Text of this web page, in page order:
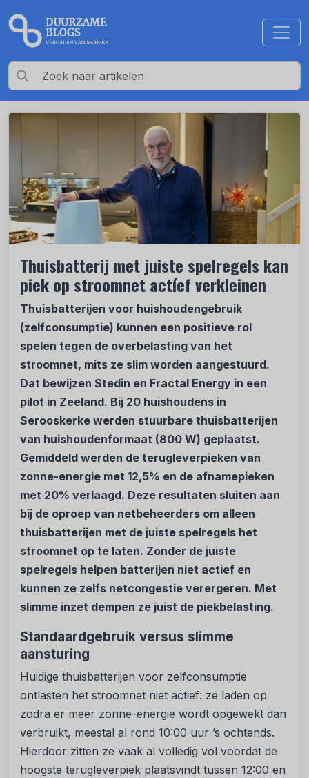
Thuisbatterij met juiste spelregels kan
piek op stroomnet actíef verkleinen
Thuisbatterijen voor huishoudengebruik
(zelfconsumptie) kunnen een positieve rol
spelen tegen de overbelasting van het
stroomnet, mits ze slim worden aangestuurd.
Dat bewijzen Stedin en Fractal Energy in een
pilot in Zeeland. Bij 20 huishoudens in
Serooskerke werden stuurbare thuisbatterijen
van huishoudenformaat (800 W) geplaatst.
Gemiddeld werden de terugleverpieken van
zonne-energie met 12,5% en de afnamepieken
met 20% verlaagd. Deze resultaten sluiten aan
bij de oproep van netbeheerders om alleen
thuisbatterijen met de juiste spelregels het
stroomnet op te laten. Zonder de juiste
spelregels helpen batterijen niet actief en
kunnen ze zelfs netcongestie verergeren. Met
slimme inzet dempen ze juist de piekbelasting.
Standaardgebruik versus slimme
aansturing
Huidige thuisbatterijen voor zelfconsumptie
ontlasten het stroomnet niet actief: ze laden op
zodra er meer zonne-energie wordt opgewekt dan
verbruikt, meestal al rond 10:00 uur ’s ochtends.
Hierdoor zitten ze vaak al volledig vol voordat de
hoogste terugleverpiek plaatsvindt tussen 12:00 en